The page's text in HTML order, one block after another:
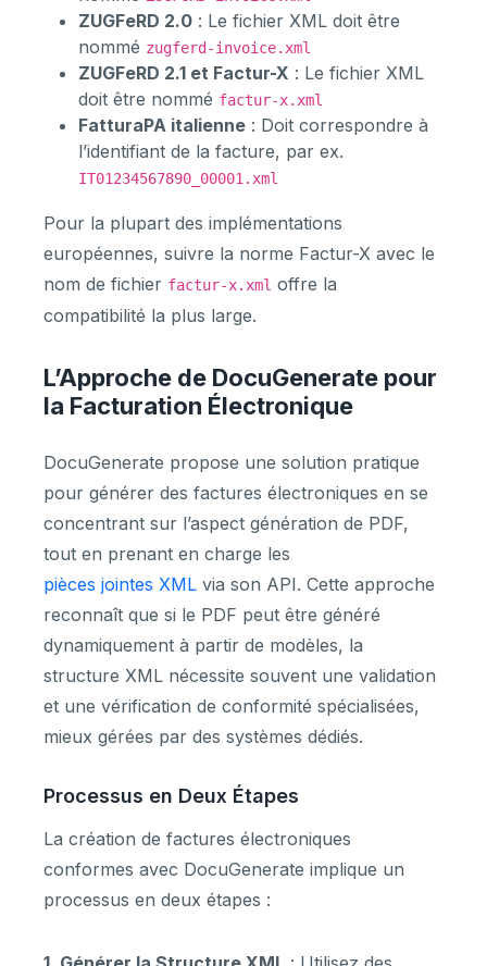
ZUGFeRD 2.0 : Le fichier XML doit être
nommé zugferd-invoice.xml
ZUGFeRD 2.1 et Factur-X : Le fichier XML
doit être nommé factur-x.xml
FatturaPA italienne : Doit correspondre à
l’identifiant de la facture, par ex.
IT01234567890_00001.xml
Pour la plupart des implémentations
européennes, suivre la norme Factur-X avec le
nom de fichier factur-x.xml offre la
compatibilité la plus large.
L’Approche de DocuGenerate pour
la Facturation Électronique
DocuGenerate propose une solution pratique
pour générer des factures électroniques en se
concentrant sur l’aspect génération de PDF,
tout en prenant en charge les
pièces jointes XML via son API. Cette approche
reconnaît que si le PDF peut être généré
dynamiquement à partir de modèles, la
structure XML nécessite souvent une validation
et une vérification de conformité spécialisées,
mieux gérées par des systèmes dédiés.
Processus en Deux Étapes
La création de factures électroniques
conformes avec DocuGenerate implique un
processus en deux étapes :